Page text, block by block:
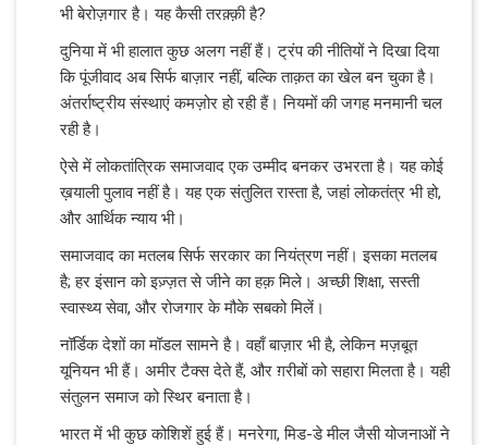
भी बेरोज़गार है। यह कैसी तरक़्क़ी है?
दुनिया में भी हालात कुछ अलग नहीं हैं। ट्रंप की नीतियों ने दिखा दिया
कि पूंजीवाद अब सिर्फ बाज़ार नहीं, बल्कि ताक़त का खेल बन चुका है।
अंतर्राष्ट्रीय संस्थाएं कमज़ोर हो रही हैं। नियमों की जगह मनमानी चल
रही है।
ऐसे में लोकतांत्रिक समाजवाद एक उम्मीद बनकर उभरता है। यह कोई
ख़याली पुलाव नहीं है। यह एक संतुलित रास्ता है, जहां लोकतंत्र भी हो,
और आर्थिक न्याय भी।
समाजवाद का मतलब सिर्फ सरकार का नियंत्रण नहीं। इसका मतलब
है; हर इंसान को इज़्ज़त से जीने का हक़ मिले। अच्छी शिक्षा, सस्ती
स्वास्थ्य सेवा, और रोजगार के मौके सबको मिलें।
नॉर्डिक देशों का मॉडल सामने है। वहाँ बाज़ार भी है, लेकिन मज़बूत
यूनियन भी हैं। अमीर टैक्स देते हैं, और ग़रीबों को सहारा मिलता है। यही
संतुलन समाज को स्थिर बनाता है।
भारत में भी कुछ कोशिशें हुई हैं। मनरेगा, मिड-डे मील जैसी योजनाओं ने